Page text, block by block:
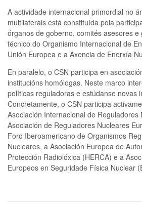
A actividade internacional primordial no
multilaterais está constituída pola
órganos de goberno, comités asesores e
técnico do Organismo Internacional de
Unión Europea e a Axencia de Enerxía
En paralelo, o CSN participa en
institucións homólogas. Neste marco
políticas reguladoras e estúdanse novas
Concretamente, o CSN participa
Asociación Internacional de Reguladores
Asociación de Reguladores Nucleares
Foro Iberoamericano de Organismos
Nucleares, a Asociación Europea de
Protección Radiolóxica (HERCA) e a
Europeos en Seguridade Física Nuclear